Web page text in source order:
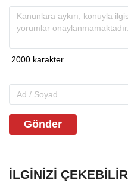
Gönder
İLGINIZI ÇEKEBILIR